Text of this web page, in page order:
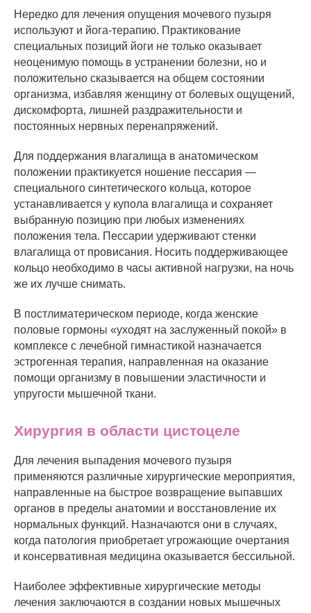
Нередко для лечения опущения мочевого пузыря
используют и йога-терапию. Практикование
специальных позиций йоги не только оказывает
неоценимую помощь в устранении болезни, но и
положительно сказывается на общем состоянии
организма, избавляя женщину от болевых ощущений,
дискомфорта, лишней раздражительности и
постоянных нервных перенапряжений.
Для поддержания влагалища в анатомическом
положении практикуется ношение пессария —
специального синтетического кольца, которое
устанавливается у купола влагалища и сохраняет
выбранную позицию при любых изменениях
положения тела. Пессарии удерживают стенки
влагалища от провисания. Носить поддерживающее
кольцо необходимо в часы активной нагрузки, на ночь
же их лучше снимать.
В постлиматерическом периоде, когда женские
половые гормоны «уходят на заслуженный покой» в
комплексе с лечебной гимнастикой назначается
эстрогенная терапия, направленная на оказание
помощи организму в повышении эластичности и
упругости мышечной ткани.
Хирургия в области цистоцеле
Для лечения выпадения мочевого пузыря
применяются различные хирургические мероприятия,
направленные на быстрое возвращение выпавших
органов в пределы анатомии и восстановление их
нормальных функций. Назначаются они в случаях,
когда патология приобретает угрожающие очертания
и консервативная медицина оказывается бессильной.
Наиболее эффективные хирургические методы
лечения заключаются в создании новых мышечных